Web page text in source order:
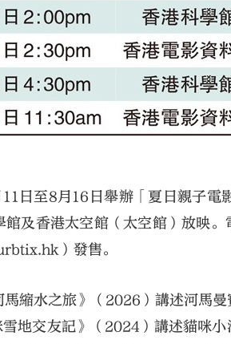
日至8月16日舉辦「夏日親子電
及香港太空館（太空館）放映
）發售。
縮水之旅》（2026）講述河馬
地交友記》（2024）講述貓咪